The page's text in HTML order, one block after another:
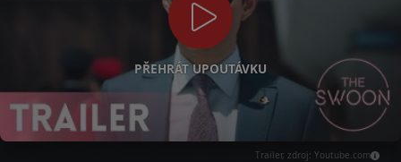
PŘEHRÁT UPOUTÁVKU
Trailer, zdroj: Youtube.com